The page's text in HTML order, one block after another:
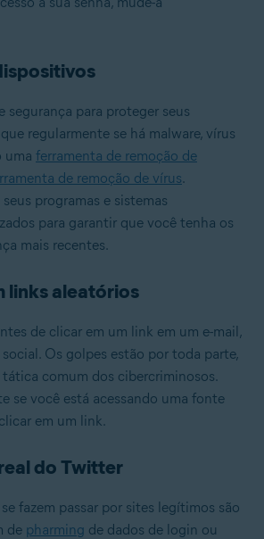
segurança para proteger seus
regularmente se há malware, vírus
uma ferramenta de remoção de
de remoção de vírus.
programas e sistemas
para garantir que você tenha os
mais recentes.
links aleatórios
de clicar em um link em um e-mail,
Os golpes estão por toda parte,
comum dos cibercriminosos.
se você está acessando uma fonte
em um link.
do Twitter
fazem passar por sites legítimos são
de pharming de dados de login ou